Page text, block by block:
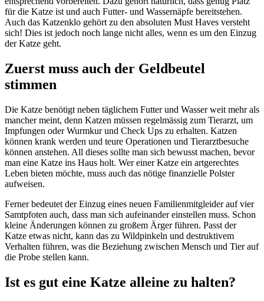
für die Katze ist und auch Futter- und Wassernäpfe bereitstehen.
Auch das Katzenklo gehört zu den absoluten Must Haves versteht
sich! Dies ist jedoch noch lange nicht alles, wenn es um den Einzug
der Katze geht.
Zuerst muss auch der Geldbeutel
stimmen
Die Katze benötigt neben täglichem Futter und Wasser weit mehr als
mancher meint, denn Katzen müssen regelmässig zum Tierarzt, um
Impfungen oder Wurmkur und Check Ups zu erhalten. Katzen
können krank werden und teure Operationen und Tierarztbesuche
können anstehen. All dieses sollte man sich bewusst machen, bevor
man eine Katze ins Haus holt. Wer einer Katze ein artgerechtes
Leben bieten möchte, muss auch das nötige finanzielle Polster
aufweisen.
Ferner bedeutet der Einzug eines neuen Familienmitgleider auf vier
Samtpfoten auch, dass man sich aufeinander einstellen muss. Schon
kleine Änderungen können zu großem Ärger führen. Passt der
Katze etwas nicht, kann das zu Wildpinkeln und destruktivem
Verhalten führen, was die Beziehung zwischen Mensch und Tier auf
die Probe stellen kann.
Ist es gut eine Katze alleine zu halten?